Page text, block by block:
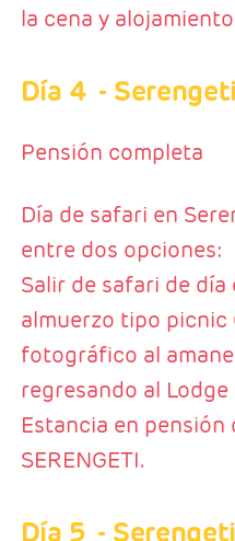
la cena y
Día 4 - Serengeti
Pensión completa
Día de safari en
entre dos opciones:
Salir de safari de
almuerzo tipo picnic
fotográfico al
regresando al
Estancia en pensión
SERENGETI.
Día 5 -